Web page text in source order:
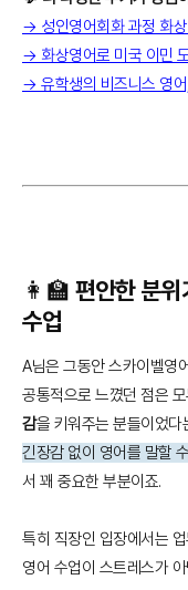
→ 성인영어회화 과정 화
→ 화상영어로 미국 이민
→ 유학생의 비즈니스 영어
👩‍🏫 편안한 분위
수업
A님은 그동안 스카이벨영
공통적으로 느꼈던 점은
감을 키워주는 분들이었다
긴장감 없이 영어를 말할
서 꽤 중요한 부분이죠.
특히 직장인 입장에서는
영어 수업이 스트레스가